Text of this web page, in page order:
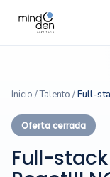
Inicio /Talento /Full-
Oferta cerrada
Full-